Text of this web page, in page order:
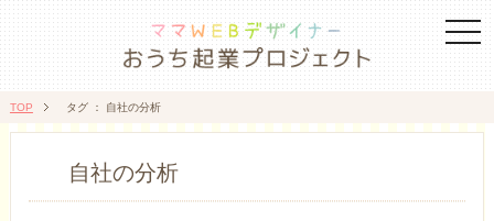
TOP タグ ： 自社の分析
自社の分析